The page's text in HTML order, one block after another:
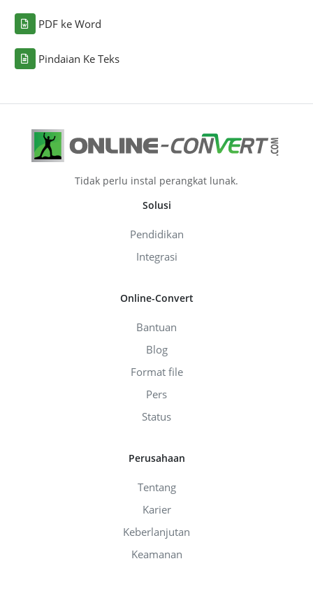
PDF ke Word
Pindaian Ke Teks
Tidak perlu instal perangkat lunak.
Solusi
Pendidikan
Integrasi
Online-Convert
Bantuan
Blog
Format file
Pers
Status
Perusahaan
Tentang
Karier
Keberlanjutan
Keamanan